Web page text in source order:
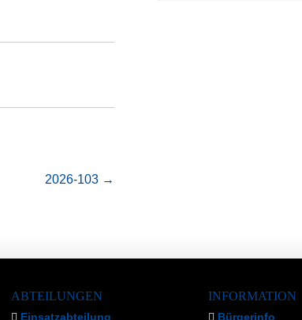
2026-103 →
ABTEILUNGEN
Einsatzabteilung
INFORMATION
Bürgerinfo